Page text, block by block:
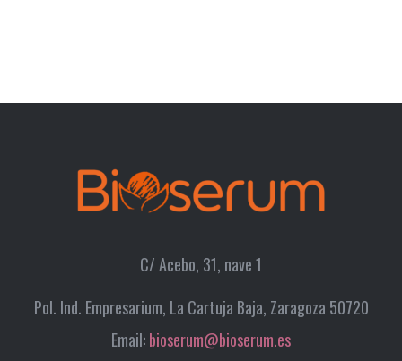
C/ Acebo, 31, nave 1
Pol. Ind. Empresarium, La Cartuja Baja, Zaragoza 50720
Email:bioserum@bioserum.es